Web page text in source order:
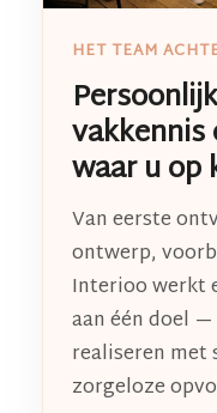
HET TEAM
waar u op
Van eerste
ontwerp,
Interioo werkt
aan één doel
realiseren met
zorgeloze